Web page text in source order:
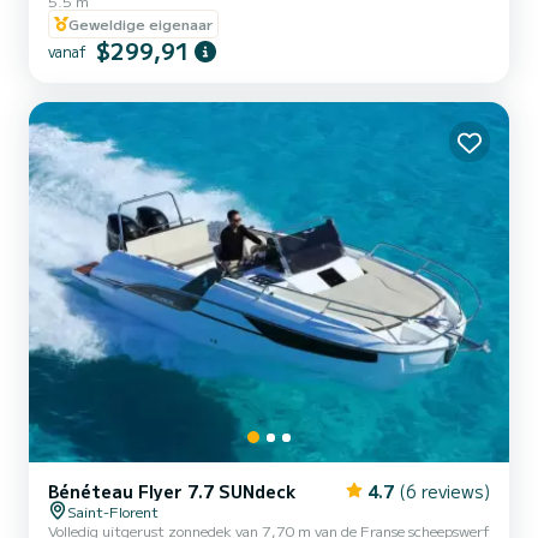
INFORMATIE)| OPBERGKOFFER ZONNEDAK TAFEL
Geweldige eigenaar
vanaf $299,91
Bénéteau Flyer 7.7 SUNdeck 4.7 (6 reviews)
Saint-Florent
Volledig uitgerust zonnedek van 7,70 m van de Franse scheepswerf